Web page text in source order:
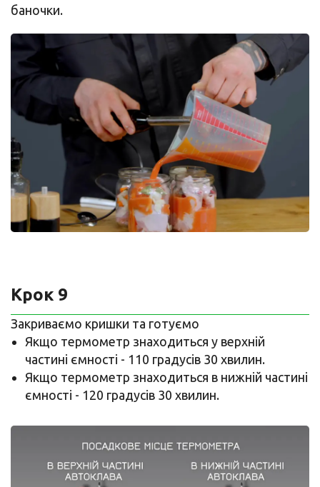
баночки.
Крок 9
Закриваємо кришки та готуємо
Якщо термометр знаходиться у верхній
частині ємності - 110 градусів 30 хвилин.
Якщо термометр знаходиться в нижній частині
ємності - 120 градусів 30 хвилин.